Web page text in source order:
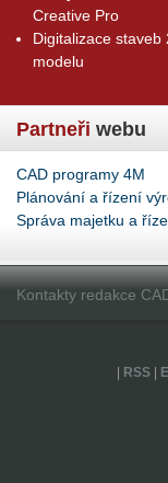
Creative Pro
Digitalizace staveb
modelu
Partneři webu
CAD programy 4M
Plánování a řízení
Správa majetku a
Kontakty redakce
RSS|